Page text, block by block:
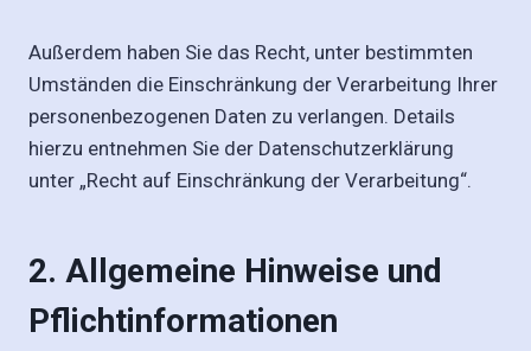
Außerdem haben Sie das Recht, unter bestimmten
Umständen die Einschränkung der Verarbeitung Ihrer
personenbezogenen Daten zu verlangen. Details
hierzu entnehmen Sie der Datenschutzerklärung
unter „Recht auf Einschränkung der Verarbeitung“.
2. Allgemeine Hinweise und
Pflichtinformationen